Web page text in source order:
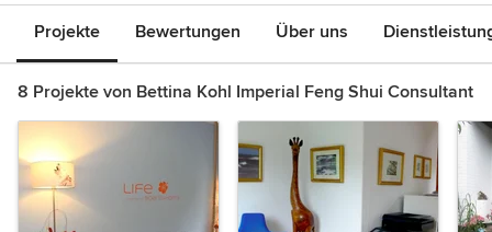
Projekte Bewertungen Über uns
8 Projekte von Bettina Kohl Imperial Feng Shui Consultant